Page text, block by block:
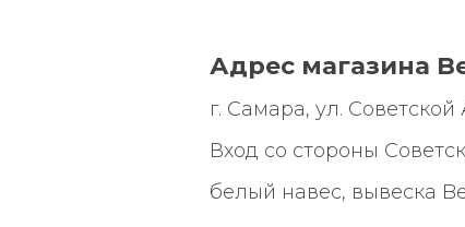
Адрес магазина
г. Самара, ул. Советской
Вход со стороны
белый навес, вывеска